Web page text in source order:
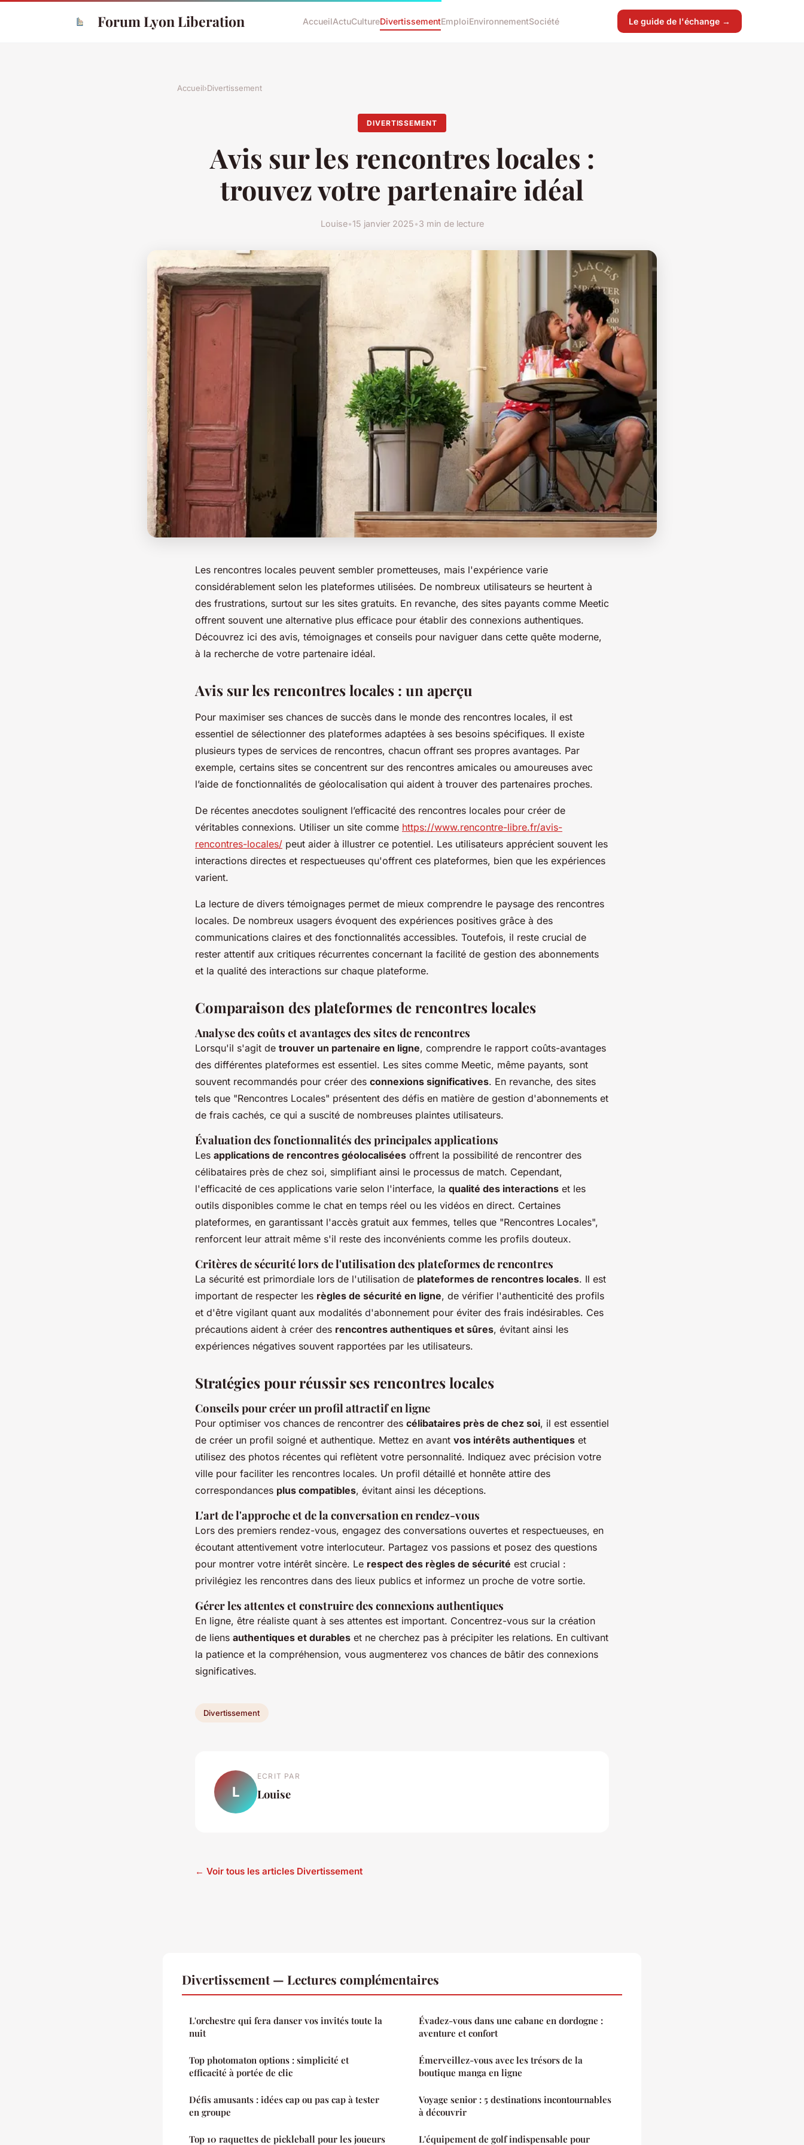
Forum Lyon Liberation AccueilActuCultureDivertissementEmploiEnvironnementSociété Le guide de l'échange →
Accueil›Divertissement
DIVERTISSEMENT
Avis sur les rencontres locales :
trouvez votre partenaire idéal
Louise•15 janvier 2025•3 min de lecture
Les rencontres locales peuvent sembler prometteuses, mais l'expérience varie
considérablement selon les plateformes utilisées. De nombreux utilisateurs se heurtent à
des frustrations, surtout sur les sites gratuits. En revanche, des sites payants comme Meetic
offrent souvent une alternative plus efficace pour établir des connexions authentiques.
Découvrez ici des avis, témoignages et conseils pour naviguer dans cette quête moderne,
à la recherche de votre partenaire idéal.
Avis sur les rencontres locales : un aperçu
Pour maximiser ses chances de succès dans le monde des rencontres locales, il est
essentiel de sélectionner des plateformes adaptées à ses besoins spécifiques. Il existe
plusieurs types de services de rencontres, chacun offrant ses propres avantages. Par
exemple, certains sites se concentrent sur des rencontres amicales ou amoureuses avec
l’aide de fonctionnalités de géolocalisation qui aident à trouver des partenaires proches.
De récentes anecdotes soulignent l’efficacité des rencontres locales pour créer de
véritables connexions. Utiliser un site comme https://www.rencontre-libre.fr/avis-
rencontres-locales/ peut aider à illustrer ce potentiel. Les utilisateurs apprécient souvent les
interactions directes et respectueuses qu'offrent ces plateformes, bien que les expériences
varient.
La lecture de divers témoignages permet de mieux comprendre le paysage des rencontres
locales. De nombreux usagers évoquent des expériences positives grâce à des
communications claires et des fonctionnalités accessibles. Toutefois, il reste crucial de
rester attentif aux critiques récurrentes concernant la facilité de gestion des abonnements
et la qualité des interactions sur chaque plateforme.
Comparaison des plateformes de rencontres locales
Analyse des coûts et avantages des sites de rencontres
Lorsqu'il s'agit de trouver un partenaire en ligne, comprendre le rapport coûts-avantages
des différentes plateformes est essentiel. Les sites comme Meetic, même payants, sont
souvent recommandés pour créer des connexions significatives. En revanche, des sites
tels que "Rencontres Locales" présentent des défis en matière de gestion d'abonnements et
de frais cachés, ce qui a suscité de nombreuses plaintes utilisateurs.
Évaluation des fonctionnalités des principales applications
Les applications de rencontres géolocalisées offrent la possibilité de rencontrer des
célibataires près de chez soi, simplifiant ainsi le processus de match. Cependant,
l'efficacité de ces applications varie selon l'interface, la qualité des interactions et les
outils disponibles comme le chat en temps réel ou les vidéos en direct. Certaines
plateformes, en garantissant l'accès gratuit aux femmes, telles que "Rencontres Locales",
renforcent leur attrait même s'il reste des inconvénients comme les profils douteux.
Critères de sécurité lors de l'utilisation des plateformes de rencontres
La sécurité est primordiale lors de l'utilisation de plateformes de rencontres locales. Il est
important de respecter les règles de sécurité en ligne, de vérifier l'authenticité des profils
et d'être vigilant quant aux modalités d'abonnement pour éviter des frais indésirables. Ces
précautions aident à créer des rencontres authentiques et sûres, évitant ainsi les
expériences négatives souvent rapportées par les utilisateurs.
Stratégies pour réussir ses rencontres locales
Conseils pour créer un profil attractif en ligne
Pour optimiser vos chances de rencontrer des célibataires près de chez soi, il est essentiel
de créer un profil soigné et authentique. Mettez en avant vos intérêts authentiques et
utilisez des photos récentes qui reflètent votre personnalité. Indiquez avec précision votre
ville pour faciliter les rencontres locales. Un profil détaillé et honnête attire des
correspondances plus compatibles, évitant ainsi les déceptions.
L'art de l'approche et de la conversation en rendez-vous
Lors des premiers rendez-vous, engagez des conversations ouvertes et respectueuses, en
écoutant attentivement votre interlocuteur. Partagez vos passions et posez des questions
pour montrer votre intérêt sincère. Le respect des règles de sécurité est crucial :
privilégiez les rencontres dans des lieux publics et informez un proche de votre sortie.
Gérer les attentes et construire des connexions authentiques
En ligne, être réaliste quant à ses attentes est important. Concentrez-vous sur la création
de liens authentiques et durables et ne cherchez pas à précipiter les relations. En cultivant
la patience et la compréhension, vous augmenterez vos chances de bâtir des connexions
significatives.
Divertissement
L
ECRIT PAR
Louise
← Voir tous les articles Divertissement
Divertissement — Lectures complémentaires
L'orchestre qui fera danser vos invités toute la
nuit
Top photomaton options : simplicité et
efficacité à portée de clic
Défis amusants : idées cap ou pas cap à tester
en groupe
Top 10 raquettes de pickleball pour les joueurs
Évadez-vous dans une cabane en dordogne :
aventure et confort
Émerveillez-vous avec les trésors de la
boutique manga en ligne
Voyage senior : 5 destinations incontournables
à découvrir
L'équipement de golf indispensable pour